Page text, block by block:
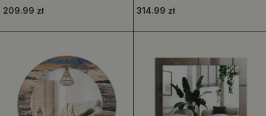
209.99 zł
314.99 zł